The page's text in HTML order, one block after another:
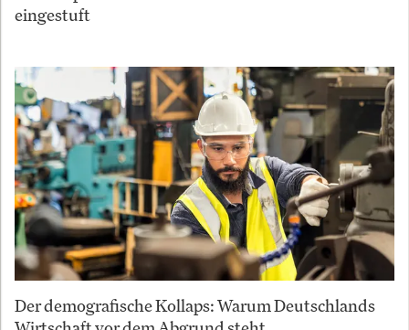
eingestuft
Der demografische Kollaps: Warum Deutschlands